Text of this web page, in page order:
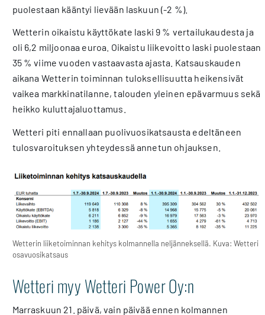
puolestaan kääntyi lievään laskuun (-2 %).
Wetterin oikaistu käyttökate laski 9 % vertailukaudesta ja
oli 6,2 miljoonaa euroa. Oikaistu liikevoitto laski puolestaan
35 % viime vuoden vastaavasta ajasta. Katsauskauden
aikana Wetterin toiminnan tuloksellisuutta heikensivät
vaikea markkinatilanne, talouden yleinen epävarmuus sekä
heikko kuluttajaluottamus.
Wetteri piti ennallaan puolivuosikatsausta edeltäneen
tulosvaroituksen yhteydessä annetun ohjauksen.
Wetterin liiketoiminnan kehitys kolmannella neljänneksellä. Kuva: Wetteri
osavuosikatsaus
Wetteri myy Wetteri Power Oy:n
Marraskuun 21. päivä, vain päivää ennen kolmannen